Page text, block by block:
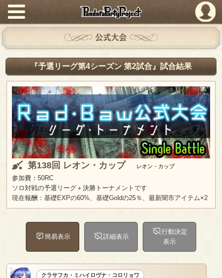
PandoraPartyProject
公式大会
『予選リーグ第4シーズン 第2試合』試合結果
第138回 レオン・カップ レオン・カップ
参加費：50RC
ソロ対戦の予選リーグ＋決勝トーナメントです
現在報酬：基礎EXPの60%、基礎Goldの25％、最新闇市アイテム×2
簡易表示 詳細表示
行動決定
表示
クラサフカ・ミハイロヴナ・コロリョワ